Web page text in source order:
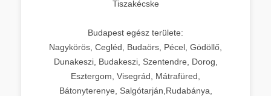
Tiszakécske
Budapest egész területe:
Nagykörös, Cegléd, Budaörs, Pécel, Gödöllő,
Dunakeszi, Budakeszi, Szentendre, Dorog,
Esztergom, Visegrád, Mátrafüred,
Bátonyterenye, Salgótarján,Rudabánya,